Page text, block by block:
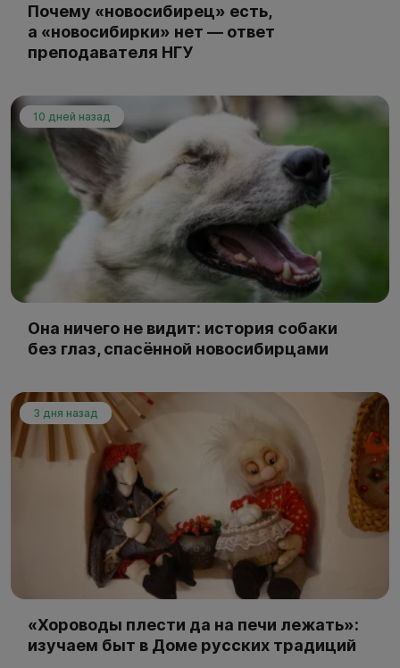
Почему «новосибирец» есть,
а «новосибирки» нет — ответ
преподавателя НГУ
10 дней назад
Она ничего не видит: история собаки
без глаз, спасённой новосибирцами
3 дня назад
«Хороводы плести да на печи лежать»:
изучаем быт в Доме русских традиций